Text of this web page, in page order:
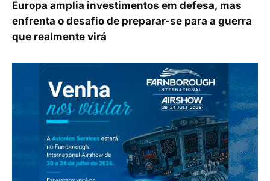
Europa amplia investimentos em defesa, mas
enfrenta o desafio de preparar-se para a guerra
que realmente virá